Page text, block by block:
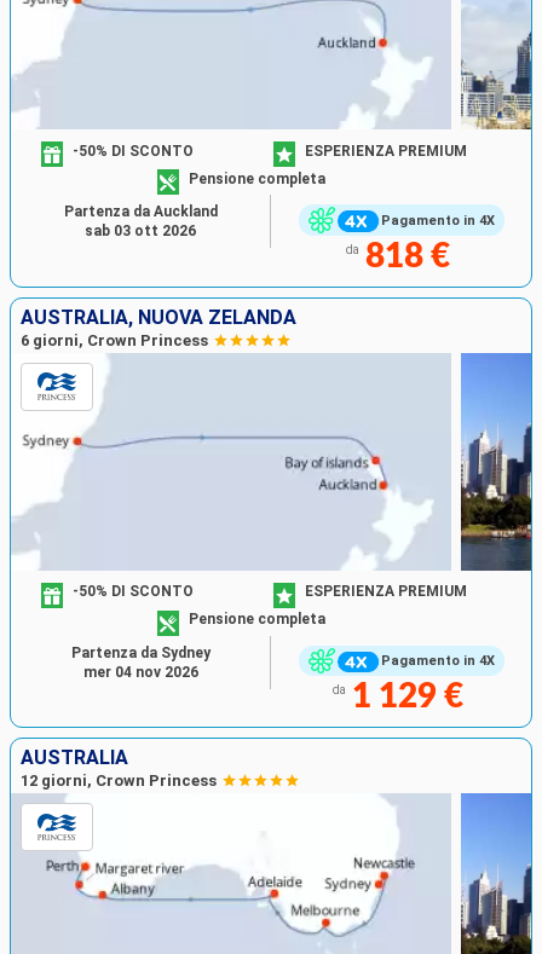
Pagamento in 4X
-50% DI SCONTO
ESPERIENZA PREMIUM
Pensione completa
da 818 €
Partenza da Auckland
sab 03 ott 2026
AUSTRALIA, NUOVA ZELANDA
6 giorni, Crown Princess
Pagamento in 4X
-50% DI SCONTO
ESPERIENZA PREMIUM
Pensione completa
da 1 129 €
Partenza da Sydney
mer 04 nov 2026
AUSTRALIA
12 giorni, Crown Princess